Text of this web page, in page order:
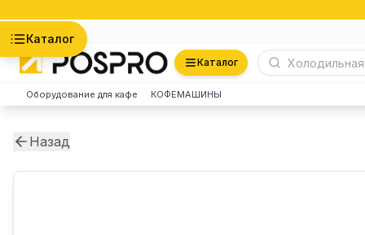
Каталог
Каталог
Оборудование для кафе КОФЕМАШИНЫ
Назад